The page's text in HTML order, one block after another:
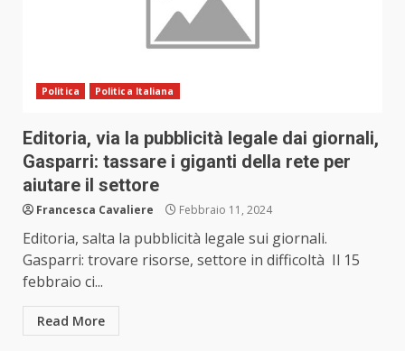
Politica Politica Italiana
Editoria, via la pubblicità legale dai giornali,
Gasparri: tassare i giganti della rete per
aiutare il settore
Francesca Cavaliere Febbraio 11, 2024
Editoria, salta la pubblicità legale sui giornali.
Gasparri: trovare risorse, settore in difficoltà Il 15
febbraio ci...
Read More